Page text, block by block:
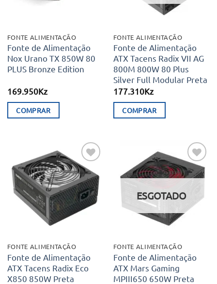
FONTE ALIMENTAÇÃO
Fonte de Alimentação
Nox Urano TX 850W 80
PLUS Bronze Edition
169.950Kz
COMPRAR
FONTE ALIMENTAÇÃO
Fonte de Alimentação
ATX Tacens Radix VII AG
800M 800W 80 Plus
Silver Full Modular Preta
177.310Kz
COMPRAR
Adicionar
aos meus
desejos
FONTE ALIMENTAÇÃO
Fonte de Alimentação
ATX Tacens Radix Eco
X850 850W Preta
Adicionar
aos meus
ESGOTADO
FONTE ALIMENTAÇÃO
Fonte de Alimentação
ATX Mars Gaming
MPIII650 650W Preta